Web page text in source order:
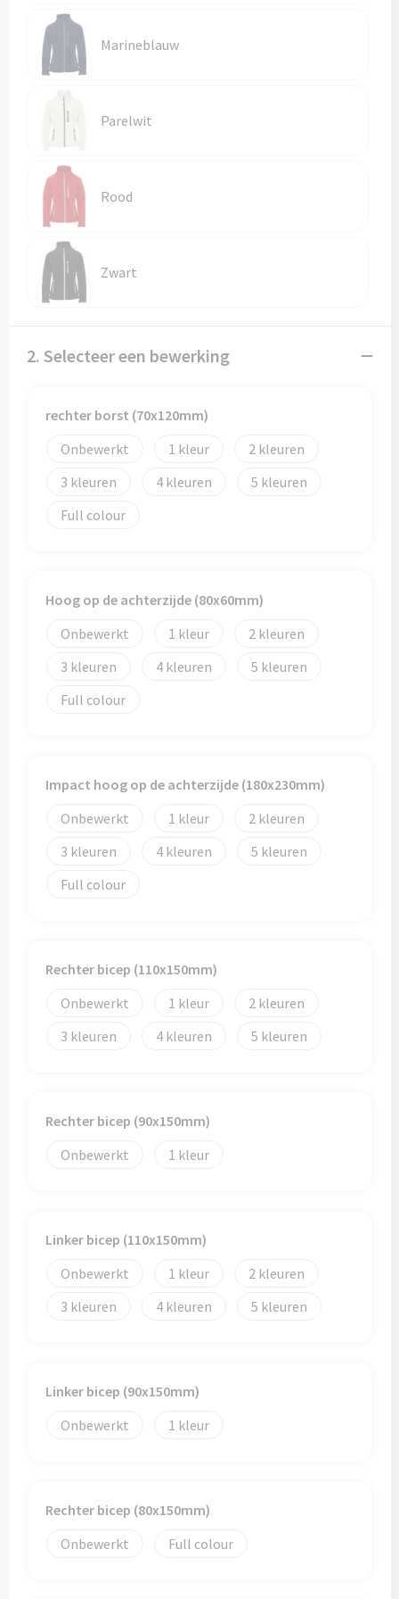
Reistassensets
Rugzakken
Schoenentassen
Schoudertassen
Sporttassen
Strandtassen
Tablettassen
Toilettassen
Trolleys
Aktetassen
Marineblauw
Parelwit
Rood
Zwart
2. Selecteer een bewerking
rechter borst (70x120mm)
Onbewerkt
1
2
3
4
5
Full colour
Hoog op de achterzijde (80x60mm)
Onbewerkt
1
2
3
4
5
Full colour
Impact hoog op de achterzijde (180x230mm)
Onbewerkt
1
2
3
4
5
Full colour
Rechter bicep (110x150mm)
Onbewerkt
1
2
3
4 5
Rechter bicep (90x150mm)
Onbewerkt
1
Linker bicep (110x150mm)
Onbewerkt
1
2
3
4 5
Linker bicep (90x150mm)
Onbewerkt
1
Rechter bicep (80x150mm)
Onbewerkt
Full colour